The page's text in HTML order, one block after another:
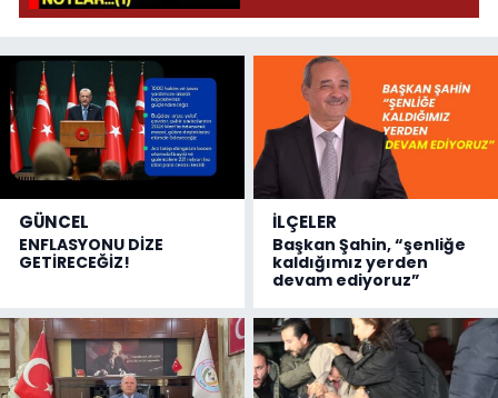
GÜNCEL
ENFLASYONU DİZE
GETİRECEĞİZ!
İLÇELER
Başkan Şahin, “şenliğe
kaldığımız yerden
devam ediyoruz”